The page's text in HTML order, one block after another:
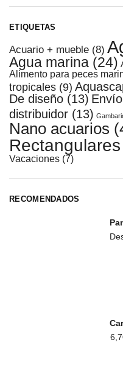
ETIQUETAS
Acuario + mueble (8)
Agua marina (24)
Alimento para peces
tropicales (9)
De diseño (13)
distribuidor (13)
Nano acuarios
Rectangulares
Vacaciones (7)
RECOMENDADOS